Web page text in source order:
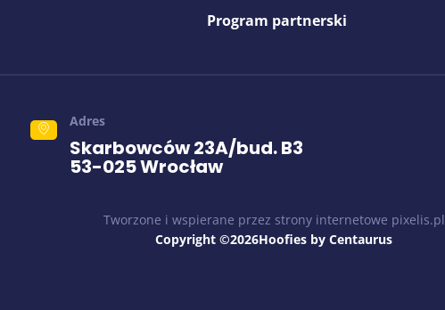
Program partnerski
Adres
Skarbowców 23A/bud. B3
53-025 Wrocław
Tworzone i wspierane przez strony internetowe pixelis.pl
Copyright ©2026Hoofies by Centaurus